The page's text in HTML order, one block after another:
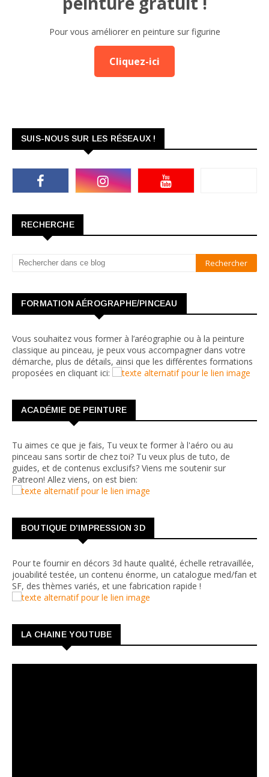
Pour vous améliorer en peinture sur figurine
Cliquez-ici
SUIS-NOUS SUR LES RÉSEAUX !
RECHERCHE
FORMATION AÉROGRAPHE/PINCEAU
Vous souhaitez vous former à l’aréographie ou à la peinture
classique au pinceau, je peux vous accompagner dans votre
démarche, plus de détails, ainsi que les différentes formations
proposées en cliquant ici:
ACADÉMIE DE PEINTURE
Tu aimes ce que je fais, Tu veux te former à l'aéro ou au
pinceau sans sortir de chez toi? Tu veux plus de tuto, de
guides, et de contenus exclusifs? Viens me soutenir sur
Patreon! Allez viens, on est bien:
BOUTIQUE D'IMPRESSION 3D
Pour te fournir en décors 3d haute qualité, échelle retravaillée,
jouabilité testée, un contenu énorme, un catalogue med/fan et
SF, des thèmes variés, et une fabrication rapide !
LA CHAINE YOUTUBE